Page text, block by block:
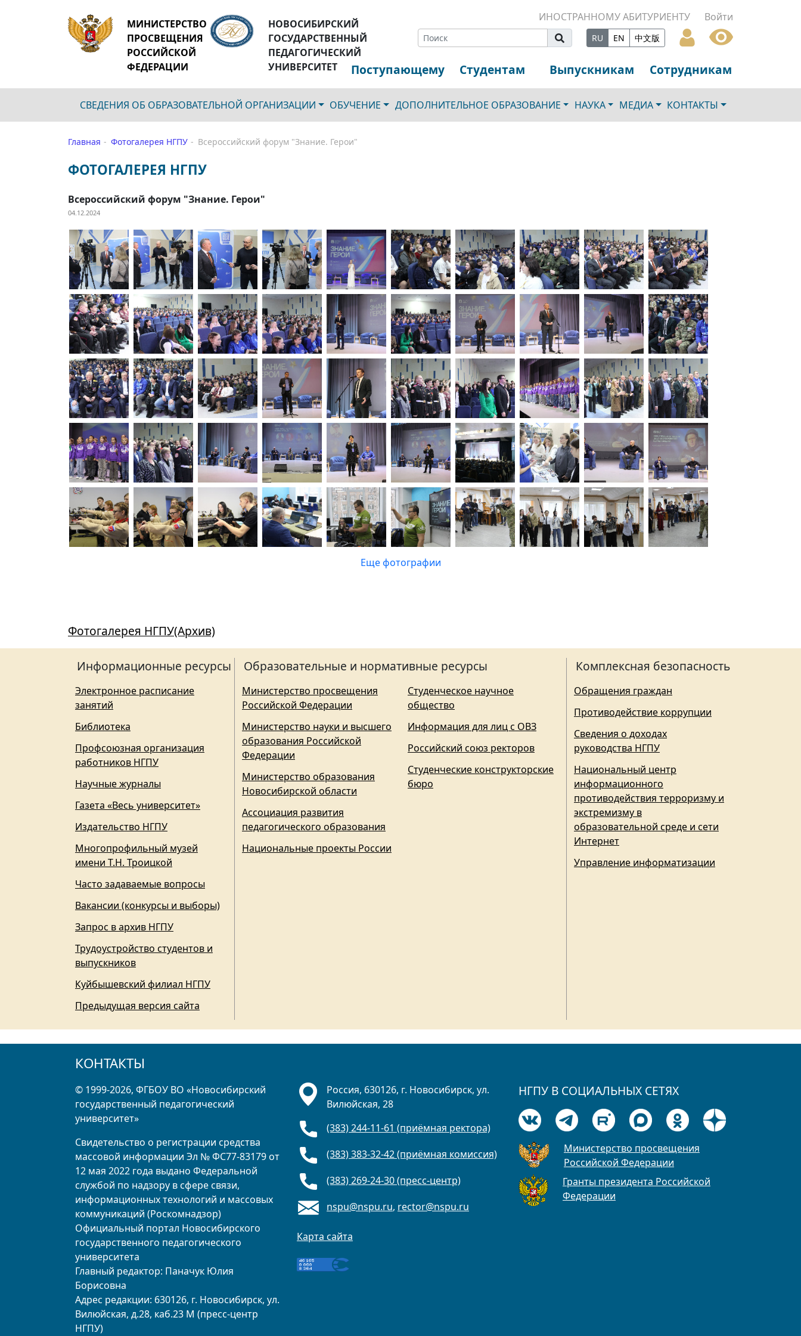
МИНИСТЕРСТВО
ПРОСВЕЩЕНИЯ
РОССИЙСКОЙ
ФЕДЕРАЦИИ
НОВОСИБИРСКИЙ
ГОСУДАРСТВЕННЫЙ
ПЕДАГОГИЧЕСКИЙ
УНИВЕРСИТЕТ
ИНОСТРАННОМУ АБИТУРИЕНТУ Войти
RU EN 中文版
Поступающему Студентам Выпускникам Сотрудникам
СВЕДЕНИЯ ОБ ОБРАЗОВАТЕЛЬНОЙ ОРГАНИЗАЦИИ ОБУЧЕНИЕ ДОПОЛНИТЕЛЬНОЕ ОБРАЗОВАНИЕ НАУКА МЕДИА КОНТАКТЫ
Главная Фотогалерея НГПУ Всероссийский форум "Знание. Герои"
ФОТОГАЛЕРЕЯ НГПУ
Всероссийский форум "Знание. Герои"
04.12.2024
Еще фотографии
Фотогалерея НГПУ(Архив)
Информационные ресурсы
Электронное расписание
занятий
Библиотека
Профсоюзная организация
работников НГПУ
Научные журналы
Газета «Весь университет»
Издательство НГПУ
Многопрофильный музей
имени Т.Н. Троицкой
Часто задаваемые вопросы
Вакансии (конкурсы и выборы)
Запрос в архив НГПУ
Трудоустройство студентов и
выпускников
Куйбышевский филиал НГПУ
Предыдущая версия сайта
Образовательные и нормативные ресурсы
Министерство просвещения
Российской Федерации
Министерство науки и высшего
образования Российской
Федерации
Министерство образования
Новосибирской области
Ассоциация развития
педагогического образования
Национальные проекты России
Студенческое научное
общество
Информация для лиц с ОВЗ
Российский союз ректоров
Студенческие конструкторские
бюро
Комплексная безопасность
Обращения граждан
Противодействие коррупции
Сведения о доходах
руководства НГПУ
Национальный центр
информационного
противодействия терроризму и
экстремизму в
образовательной среде и сети
Интернет
Управление информатизации
КОНТАКТЫ
© 1999-2026, ФГБОУ ВО «Новосибирский
государственный педагогический
университет»
Свидетельство о регистрации средства
массовой информации Эл № ФС77-83179 от
12 мая 2022 года выдано Федеральной
службой по надзору в сфере связи,
информационных технологий и массовых
коммуникаций (Роскомнадзор)
Официальный портал Новосибирского
государственного педагогического
университета
Главный редактор: Паначук Юлия
Борисовна
Адрес редакции: 630126, г. Новосибирск, ул.
Вилюйская, д.28, каб.23 М (пресс-центр
НГПУ)
Россия, 630126, г. Новосибирск, ул.
Вилюйская, 28
(383) 244-11-61 (приёмная ректора)
(383) 383-32-42 (приёмная комиссия)
(383) 269-24-30 (пресс-центр)
nspu@nspu.ru, rector@nspu.ru
Карта сайта
НГПУ В СОЦИАЛЬНЫХ СЕТЯХ
Министерство просвещения
Российской Федерации
Гранты президента Российской
Федерации